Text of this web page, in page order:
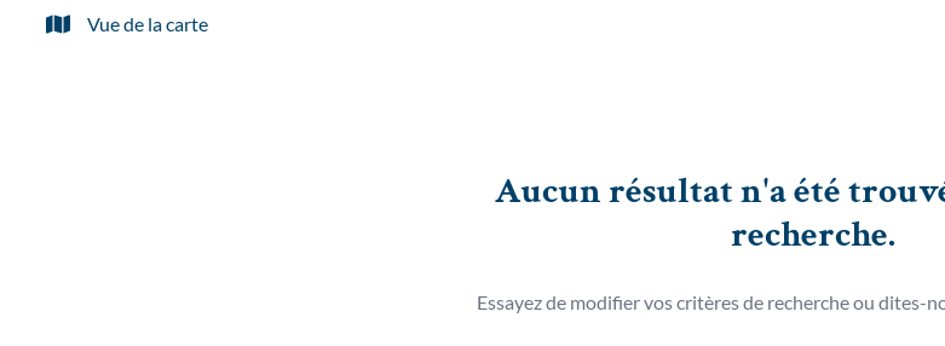
Vue de la carte
Aucun résultat n'a été
recherche.
Essayez de modifier vos critères de recherche ou dites-